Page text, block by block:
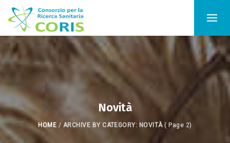
Novità
HOME / ARCHIVE BY CATEGORY: NOVITÀ( Page 2)